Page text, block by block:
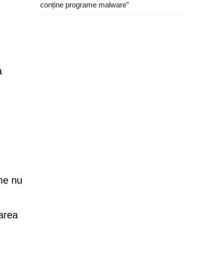
nu
conține programe malware”